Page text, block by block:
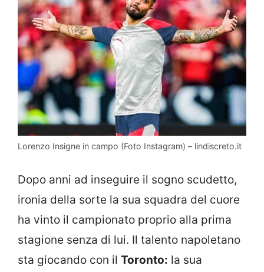
Lorenzo Insigne in campo (Foto Instagram) – lindiscreto.it
Dopo anni ad inseguire il sogno scudetto,
ironia della sorte la sua squadra del cuore
ha vinto il campionato proprio alla prima
stagione senza di lui. Il talento napoletano
sta giocando con il Toronto: la sua